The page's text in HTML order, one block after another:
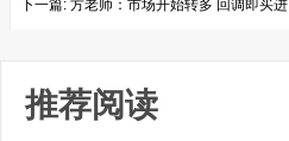
下一篇: 方老师：市场开始转多 回调即买进
推荐阅读